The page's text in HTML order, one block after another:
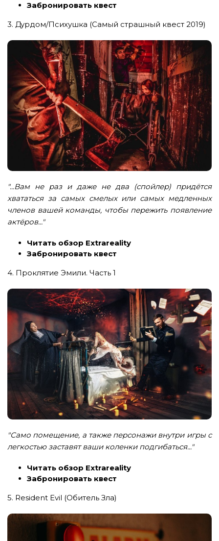
Забронировать квест
3. Дурдом/Психушка (Самый страшный квест 2019)
"...Вам не раз и даже не два (спойлер) придётся
хвататься за самых смелых или самых медленных
членов вашей команды, чтобы пережить появление
актёров..."
Читать обзор Extrareality
Забронировать квест
4. Проклятие Эмили. Часть 1
"Само помещение, а также персонажи внутри игры с
легкостью заставят ваши коленки подгибаться..."
Читать обзор Extrareality
Забронировать квест
5. Resident Evil (Обитель Зла)